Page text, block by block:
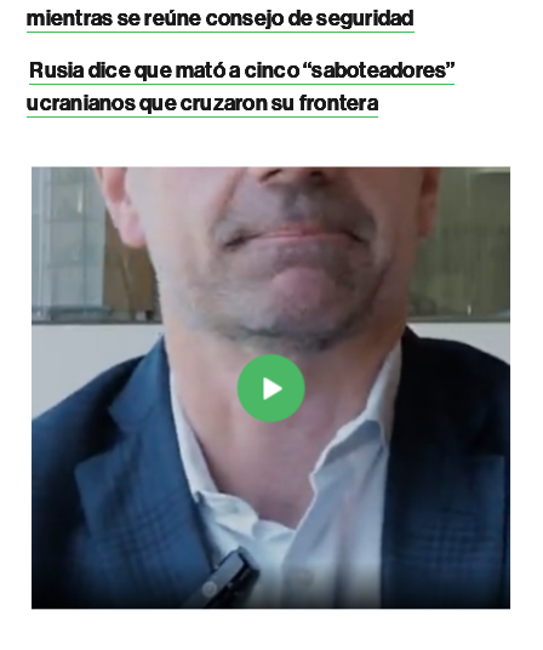
mientras se reúne consejo de seguridad
Rusia dice que mató a cinco “saboteadores”
ucranianos que cruzaron su frontera